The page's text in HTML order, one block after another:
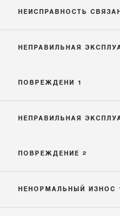
НЕИСПРАВНОСТЬ
НЕПРАВИЛЬНАЯ
ПОВРЕЖДЕНИ 1
НЕПРАВИЛЬНАЯ
ПОВРЕЖДЕНИЕ 2
НЕНОРМАЛЬНЫЙ ИЗНОС